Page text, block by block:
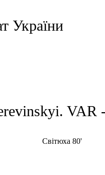
України
VAR
Світюха 80'